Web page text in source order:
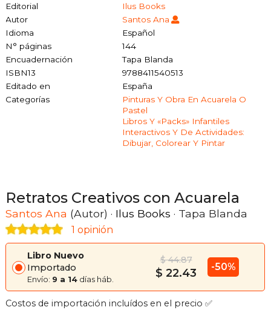
Editorial
Ilus Books
Autor
Santos Ana
Idioma
Español
N° páginas
144
Encuadernación
Tapa Blanda
ISBN13
9788411540513
Editado en
España
Categorías
Pinturas Y Obra En Acuarela O
Pastel
Libros Y «packs» Infantiles
Interactivos Y De Actividades:
Dibujar, Colorear Y Pintar
Retratos Creativos con Acuarela
Santos Ana (Autor) · Ilus Books · Tapa Blanda
1 opinión
Libro Nuevo
Importado
Envío: 9 a 14 días háb.
$ 44.87
$ 22.43 -50%
Costos de importación incluídos en el precio ✅